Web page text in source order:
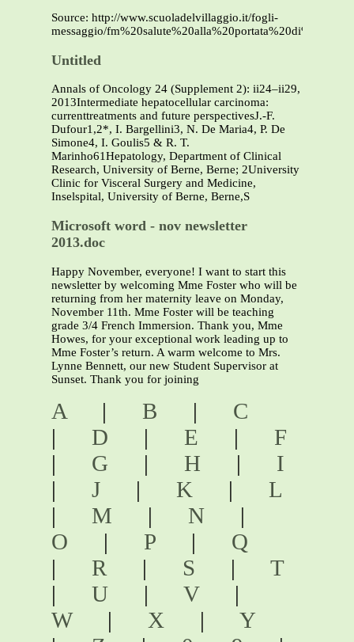
Source: http://www.scuoladelvillaggio.it/fogli-
messaggio/
Untitled
Annals of Oncology 24 (Supplement 2): ii24–ii29,
2013Intermediate hepatocellular carcinoma:
currenttreatments and future perspectivesJ.-F.
Dufour1,2*, I. Bargellini3, N. De Maria4, P. De
Simone4, I. Goulis5 & R. T.
Marinho61Hepatology, Department of Clinical
Research, University of Berne, Berne; 2University
Clinic for Visceral Surgery and Medicine,
Inselspital, University of Berne, Berne,S
Microsoft word - nov newsletter
2013.doc
Happy November, everyone! I want to start this
newsletter by welcoming Mme Foster who will be
returning from her maternity leave on Monday,
November 11th. Mme Foster will be teaching
grade 3/4 French Immersion. Thank you, Mme
Howes, for your exceptional work leading up to
Mme Foster’s return. A warm welcome to Mrs.
Lynne Bennett, our new Student Supervisor at
Sunset. Thank you for joining
A | B | C
| D | E | F
| G | H | I
| J | K | L
| M | N
|
O
| P | Q
| R | S | T
| U | V
|
W
| X | Y